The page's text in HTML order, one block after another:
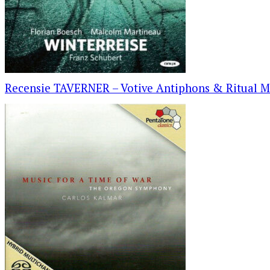
Recensie TAVERNER – Votive Antiphons & Ritual